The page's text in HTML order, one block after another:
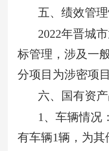
五、绩效管
2022年晋城
标管理，涉及一
分项目为涉密项
六、国有资
1、车辆情况：
有车辆1辆，为其